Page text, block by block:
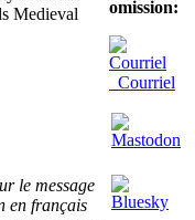
Medieval
le message
en français
omission:
Courriel